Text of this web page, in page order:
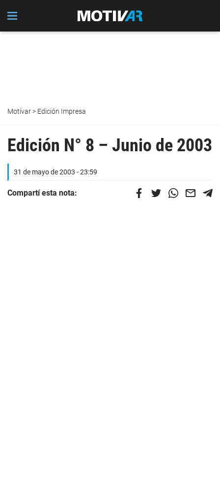
Motivar> Edición Impresa
Edición N° 8 – Junio de 2003
31 de mayo de 2003 - 23:59
Compartí esta nota: